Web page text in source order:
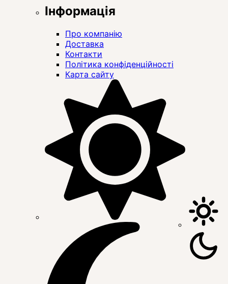
Інформація
Про компанію
Доставка
Контакти
Політика конфіденційності
Карта сайту